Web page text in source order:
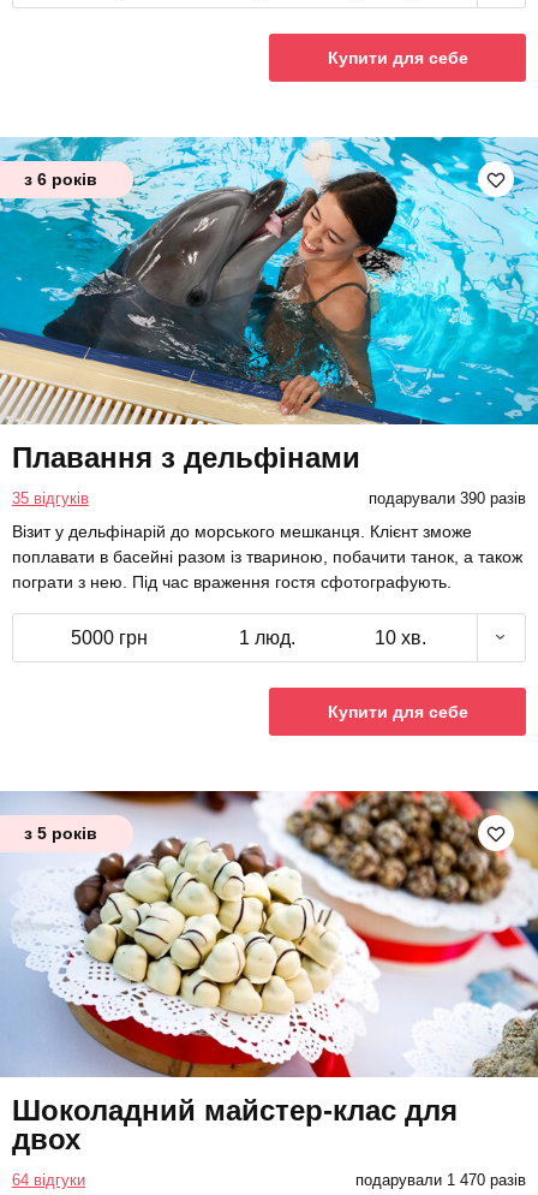
Купити для себе
з 6 років
Плавання з дельфінами
35 відгуків подарували 390 разів
Візит у дельфінарій до морського мешканця. Клієнт зможе
поплавати в басейні разом із твариною, побачити танок, а також
пограти з нею. Під час враження гостя сфотографують.
5000 грн 1 люд. 10 хв.
Купити для себе
з 5 років
Шоколадний майстер-клас для
двох
64 відгуки подарували 1 470 разів